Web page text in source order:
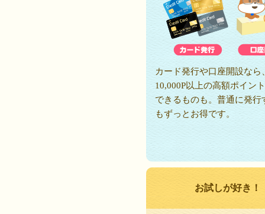
カード発行や口座開設なら
10,000P以上の高額ポイン
できるものも。普通に発行
もずっとお得です。
お試しが好き！